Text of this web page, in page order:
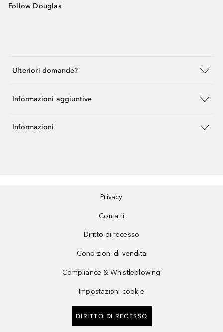
Follow Douglas
Ulteriori domande?
Informazioni aggiuntive
Informazioni
Privacy
Contatti
Diritto di recesso
Condizioni di vendita
Compliance & Whistleblowing
Impostazioni cookie
DIRITTO DI RECESSO